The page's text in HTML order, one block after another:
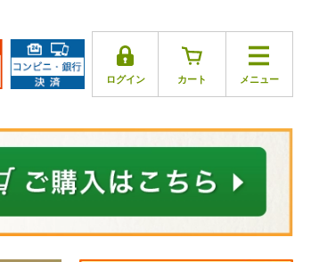
ログイン カート メニュー